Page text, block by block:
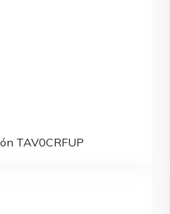
TAV0CRFUP